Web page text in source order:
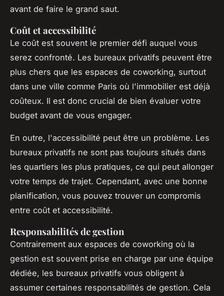
avant de faire le grand saut.
Coût et accessibilité
Le coût est souvent le premier défi auquel vous
serez confronté. Les bureaux privatifs peuvent être
plus chers que les espaces de coworking, surtout
dans une ville comme Paris où l'immobilier est déjà
coûteux. Il est donc crucial de bien évaluer votre
budget avant de vous engager.
En outre, l'accessibilité peut être un problème. Les
bureaux privatifs ne sont pas toujours situés dans
les quartiers les plus pratiques, ce qui peut allonger
votre temps de trajet. Cependant, avec une bonne
planification, vous pouvez trouver un compromis
entre coût et accessibilité.
Responsabilités de gestion
Contrairement aux espaces de coworking où la
gestion est souvent prise en charge par une équipe
dédiée, les bureaux privatifs vous obligent à
assumer certaines responsabilités de gestion. Cela